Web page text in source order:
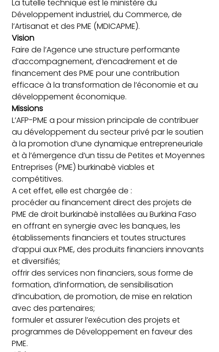
La tutelle technique est le ministère du
Développement industriel, du Commerce, de
l’Artisanat et des PME (MDICAPME).
Vision
Faire de l’Agence une structure performante
d’accompagnement, d’encadrement et de
financement des PME pour une contribution
efficace à la transformation de l’économie et au
développement économique.
Missions
L’AFP-PME a pour mission principale de contribuer
au développement du secteur privé par le soutien
à la promotion d’une dynamique entrepreneuriale
et à l’émergence d’un tissu de Petites et Moyennes
Entreprises (PME) burkinabè viables et
compétitives.
A cet effet, elle est chargée de :
procéder au financement direct des projets de
PME de droit burkinabè installées au Burkina Faso
en offrant en synergie avec les banques, les
établissements financiers et toutes structures
d’appui aux PME, des produits financiers innovants
et diversifiés;
offrir des services non financiers, sous forme de
formation, d’information, de sensibilisation
d’incubation, de promotion, de mise en relation
avec des partenaires;
formuler et assurer l’exécution des projets et
programmes de Développement en faveur des
PME.